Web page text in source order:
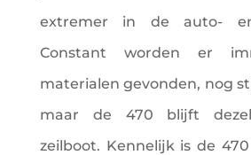
extremer in de auto-
Constant worden er
materialen gevonden, nog
maar de 470 blijft
zeilboot. Kennelijk is de